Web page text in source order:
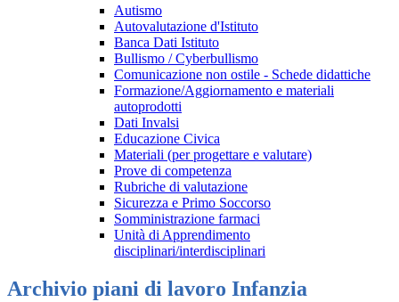
Autismo
Autovalutazione d'Istituto
Banca Dati Istituto
Bullismo / Cyberbullismo
Comunicazione non ostile - Schede didattiche
Formazione/Aggiornamento e materiali
autoprodotti
Dati Invalsi
Educazione Civica
Materiali (per progettare e valutare)
Prove di competenza
Rubriche di valutazione
Sicurezza e Primo Soccorso
Somministrazione farmaci
Unità di Apprendimento
disciplinari/interdisciplinari
Archivio piani di lavoro Infanzia